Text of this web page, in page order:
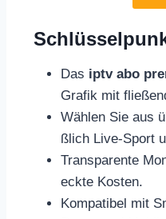
Das iptv abo
Grafik mit
Wählen Sie aus
ßlich Live-Sport
Transparente
eckte Kosten.
Kompatibel mit